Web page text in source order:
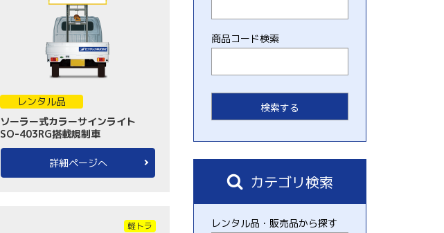
レンタル品
ソーラー式カラーサインライト
SO-403RG搭載規制車
詳細ページへ
軽トラ
商品コード検索
カテゴリ検索
レンタル品・販売品から探す